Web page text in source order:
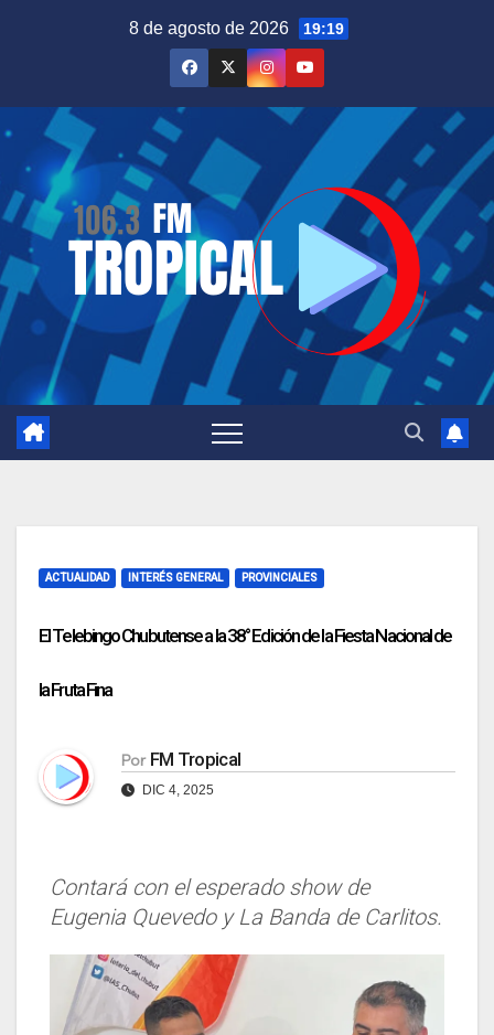
8 de agosto de 2026 19:19
ACTUALIDAD INTERÉS GENERAL PROVINCIALES
El Telebingo Chubutense a la 38° Edición de la Fiesta Nacional de
la Fruta Fina
Por FM Tropical
DIC 4, 2025
Contará con el esperado show de
Eugenia Quevedo y La Banda de Carlitos.